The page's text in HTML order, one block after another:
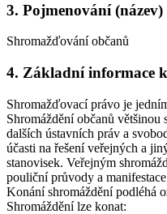
3. Pojmenování
Shromažďování občanů
4. Základní informace
Shromažďovací právo je
Shromáždění občanů
dalších ústavních práv a
účasti na řešení veřejných a
stanovisek. Veřejným
pouliční průvody a
Konání shromáždění podléhá
Shromáždění lze konat: